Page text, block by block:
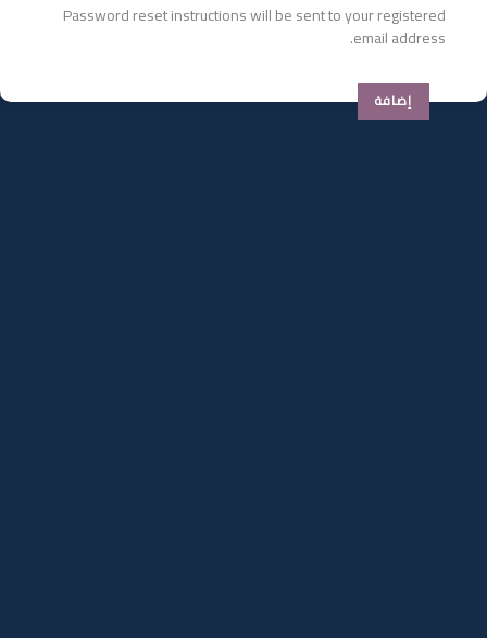
Password reset instructions will be sent to your registered
email address.